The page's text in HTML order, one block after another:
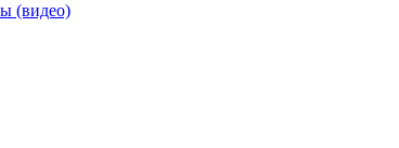
(видео)